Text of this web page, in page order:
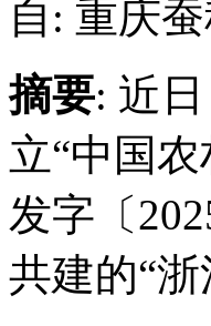
自: 重庆
摘要: 近
立“中国
发字〔
共建的“